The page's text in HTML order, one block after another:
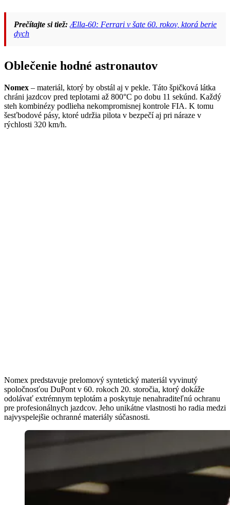
Prečítajte si tiež: Ælla-60: Ferrari v šate 60. rokov, ktorá berie
dych
Oblečenie hodné astronautov
Nomex – materiál, ktorý by obstál aj v pekle. Táto špičková látka
chráni jazdcov pred teplotami až 800°C po dobu 11 sekúnd. Každý
steh kombinézy podlieha nekompromisnej kontrole FIA. K tomu
šesťbodové pásy, ktoré udržia pilota v bezpečí aj pri náraze v
rýchlosti 320 km/h.
Nomex predstavuje prelomový syntetický materiál vyvinutý
spoločnosťou DuPont v 60. rokoch 20. storočia, ktorý dokáže
odolávať extrémnym teplotám a poskytuje nenahraditeľnú ochranu
pre profesionálnych jazdcov. Jeho unikátne vlastnosti ho radia medzi
najvyspelejšie ochranné materiály súčasnosti.